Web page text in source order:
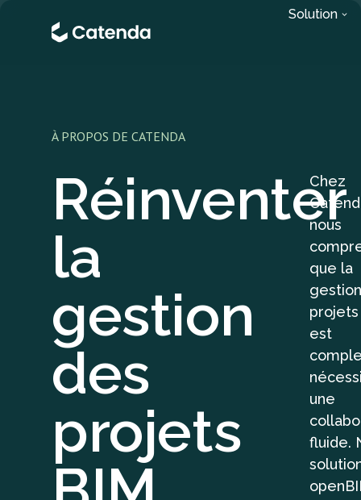
Solution
À PROPOS DE CATENDA
Réinventer
la
gestion
des
projets
Chez
nous
que la
projets
est
une
fluide.